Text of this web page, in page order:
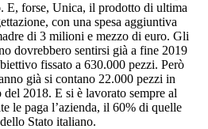
E, forse, Unica, il prodotto di ultima
con una spesa aggiuntiva
di 3 milioni e mezzo di euro. Gli
dovrebbero sentirsi già a fine 2019
fissato a 630.000 pezzi. Però
già si contano 22.000 pezzi in
2018. E si è lavorato sempre al
le paga l’azienda, il 60% di quelle
Stato italiano.